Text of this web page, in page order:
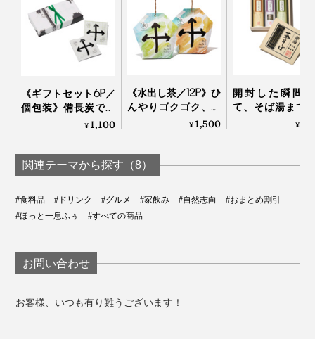
抹茶用の茶葉は、茶畑を遮光して栽培
そこでわかったのは、生産者数の激的な減少や高齢化と
いった、日本茶業界が危機的な状況に直面しているとい
海外で日本茶が注目されているということが、まったく
届いていなかったことにショックを受けました。
生産者の多くは英語を話せず、ネットやメールが得意で
内で消費されていたのです。
《ギフトセット6P／
個包装》備長炭でて
いねいに炙った、お
（東／煎茶ベース、
西／ほうじ茶ベー
ル入ル
¥1,100
《水出し茶／12P》ひ
んやりゴクゴク、備
長炭でていねいに炙
「水出し緑茶・ほう
じ茶」｜京玄米茶 上
¥1,500
開封した瞬間
て、そば湯まで
しい。「茶師・
製麺×芳香園製茶
¥
関連テーマから探す（8）
#食料品 #ドリンク #グルメ #家飲み #自然志向
#おまとめ割引
#ほっと一息ふぅ
#すべての商品
お問い合わせ
お客様、いつも有り難うございます！